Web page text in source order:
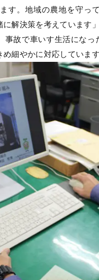
す。地域の農地を守っ
解決策を考えています」
事故で車いす生活にな
細やかに対応しています